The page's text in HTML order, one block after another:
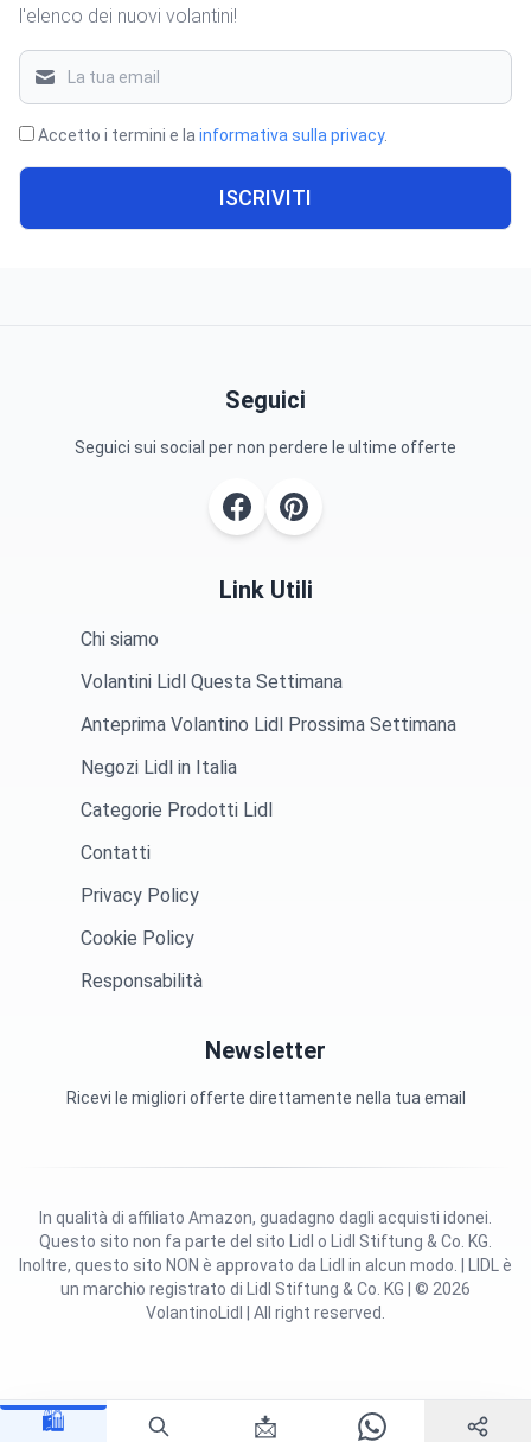
🛍️ 📩
l'elenco dei nuovi volantini!
Accetto i termini e la informativa sulla privacy.
ISCRIVITI
Seguici
Seguici sui social per non perdere le ultime offerte
Link Utili
Chi siamo
Volantini Lidl Questa Settimana
Anteprima Volantino Lidl Prossima Settimana
Negozi Lidl in Italia
Categorie Prodotti Lidl
Contatti
Privacy Policy
Cookie Policy
Responsabilità
Newsletter
Ricevi le migliori offerte direttamente nella tua email
Questo sito non fa parte del sito Lidl o Lidl Stiftung & Co. KG.
Inoltre, questo sito NON è approvato da Lidl in alcun modo. | LIDL è
un marchio registrato di Lidl Stiftung & Co. KG | © 2026
VolantinoLidl | All right reserved.
In qualità di affiliato Amazon, guadagno dagli acquisti idonei.